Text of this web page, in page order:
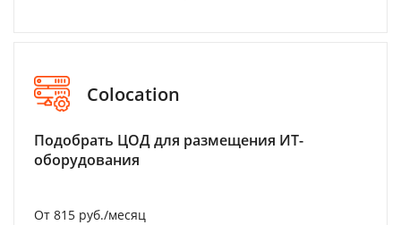
Colocation
Подобрать ЦОД для размещения ИТ-
оборудования
От 815 руб./месяц